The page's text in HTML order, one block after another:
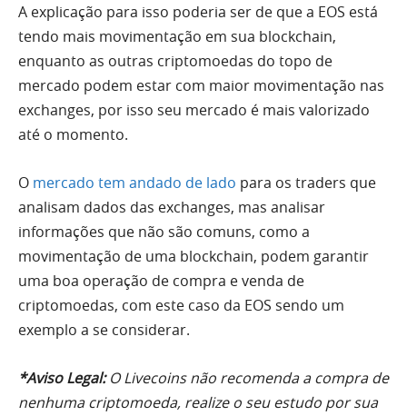
A explicação para isso poderia ser de que a EOS está
tendo mais movimentação em sua blockchain,
enquanto as outras criptomoedas do topo de
mercado podem estar com maior movimentação nas
exchanges, por isso seu mercado é mais valorizado
até o momento.
O mercado tem andado de lado para os traders que
analisam dados das exchanges, mas analisar
informações que não são comuns, como a
movimentação de uma blockchain, podem garantir
uma boa operação de compra e venda de
criptomoedas, com este caso da EOS sendo um
exemplo a se considerar.
*Aviso Legal:O Livecoins não recomenda a compra de
nenhuma criptomoeda, realize o seu estudo por sua